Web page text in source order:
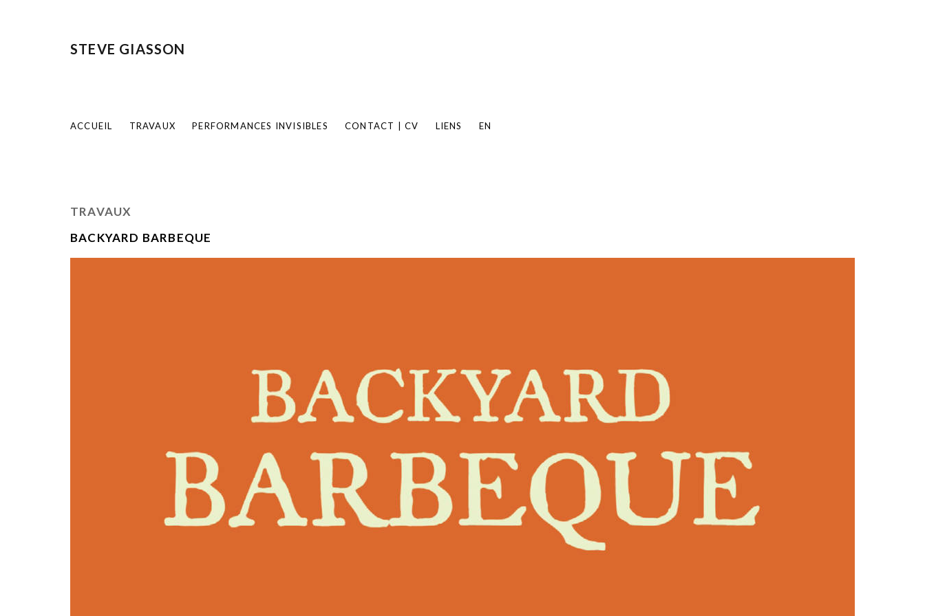
STEVE GIASSON
ACCUEIL TRAVAUX PERFORMANCES INVISIBLES CONTACT | CV LIENS EN
TRAVAUX
BACKYARD BARBEQUE